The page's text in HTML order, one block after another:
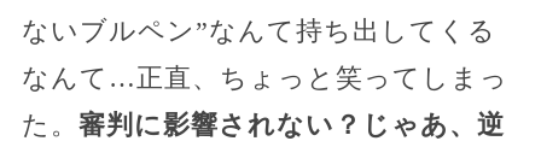
ないブルペン”なんて持ち出してくる
なんて…正直、ちょっと笑ってしまっ
た。 審判に影響されない？じゃあ、逆